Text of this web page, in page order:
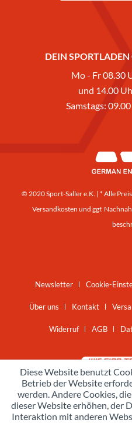
DEIN
Mo - Fr 08.30
und 14.00
Samstags:
© 2020 Sport-Saller e.K. | * Alle
Versandkosten und ggf.
Newsletter Cookie-
Über uns Kontakt
Widerruf AGB
Diese Website benutzt
Betrieb der Website
werden. Andere Cookies,
dieser Website erhöhen, der
Interaktion mit anderen